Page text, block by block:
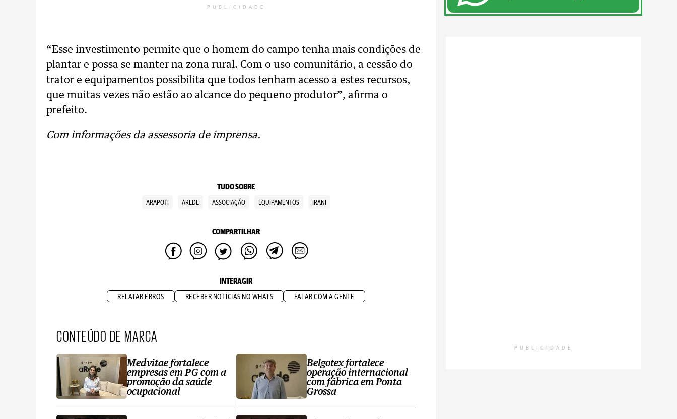
PUBLICIDADE
“Esse investimento permite que o homem do campo tenha mais condições de
plantar e possa se manter na zona rural. Com o uso comunitário, a cessão do
trator e equipamentos possibilita que todos tenham acesso a estes recursos,
que muitas vezes não estão ao alcance do pequeno produtor”, afirma o
prefeito.
Com informações da assessoria de imprensa.
TUDO SOBRE
ARAPOTI AREDE ASSOCIAÇÃO EQUIPAMENTOS IRANI
COMPARTILHAR
INTERAGIR
RELATAR ERROS RECEBER NOTÍCIAS NO WHATS FALAR COM A GENTE
CONTEÚDO DE MARCA
Medvitae fortalece
empresas em PG com a
promoção da saúde
ocupacional
Belgotex fortalece
operação internacional
com fábrica em Ponta
Grossa
PUBLICIDADE